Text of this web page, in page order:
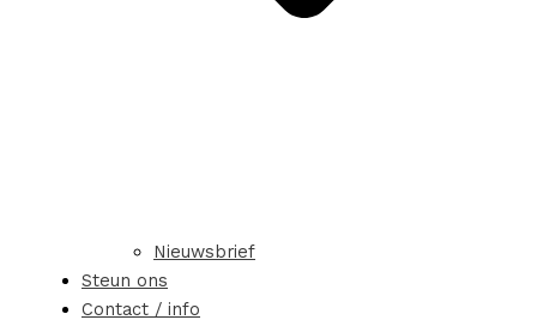
Nieuwsbrief
Steun ons
Contact / info